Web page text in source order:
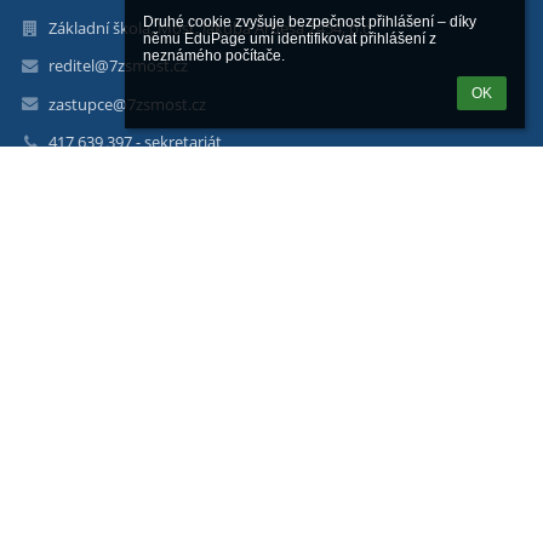
Druhé cookie zvyšuje bezpečnost přihlášení – díky
němu EduPage umí identifikovat přihlášení z
neznámého počítače.
OK
Základní škola, Most, Jakuba Arbesa 2454, p.o.
reditel@7zsmost.cz
zastupce@7zsmost.cz
417 639 397 - sekretariát